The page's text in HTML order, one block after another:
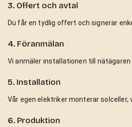
3. Offert och avtal
Du får en tydlig offert och signerar
4. Föranmälan
Vi anmäler installationen till nätägaren
5. Installation
Vår egen elektriker monterar solceller,
6. Produktion